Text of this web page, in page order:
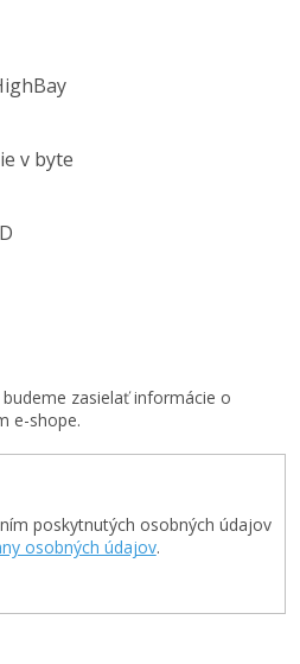
v byte
zasielať informácie o
e-shope.
poskytnutých osobných údajov
osobných údajov.